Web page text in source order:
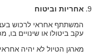
אחריות וביטוח
המשתתף אחראי לרכוש
עקב ביטולו או שינויים
מארגן הטיול לא יהיה